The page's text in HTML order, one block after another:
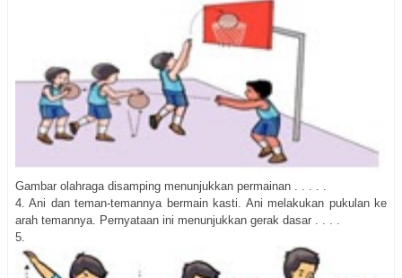
Gambar olahraga disamping menunjukkan permainan . . . . .
4. Ani dan teman-temannya bermain kasti. Ani melakukan pukulan ke
arah temannya. Pernyataan ini menunjukkan gerak dasar . . . .
5.